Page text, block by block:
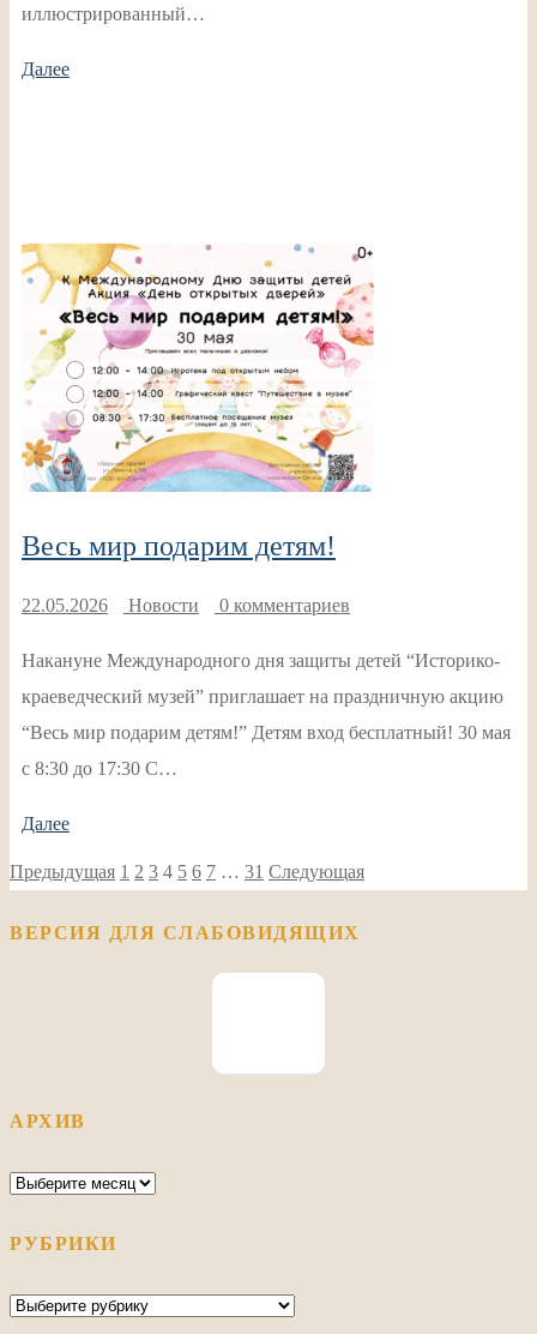
иллюстрированный…
Далее
Весь мир подарим детям!
22.05.2026 Новости 0 комментариев
Накануне Международного дня защиты детей “Историко-
краеведческий музей” приглашает на праздничную акцию
“Весь мир подарим детям!” Детям вход бесплатный! 30 мая
с 8:30 до 17:30 С…
Далее
Пагинация
Предыдущая 1 2 3 4 5 6 7 … 31 Следующая
ВЕРСИЯ ДЛЯ СЛАБОВИДЯЩИХ
АРХИВ
Архив
РУБРИКИ
Рубрики